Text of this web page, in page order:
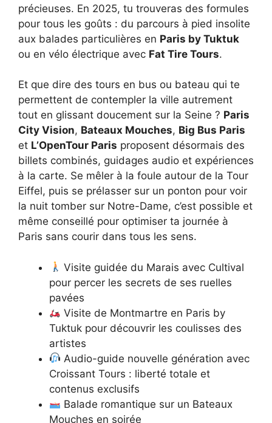
précieuses. En 2025, tu trouveras des formules
pour tous les goûts : du parcours à pied insolite
aux balades particulières en Paris by Tuktuk
ou en vélo électrique avec Fat Tire Tours.
Et que dire des tours en bus ou bateau qui te
permettent de contempler la ville autrement
tout en glissant doucement sur la Seine ? Paris
City Vision, Bateaux Mouches, Big Bus Paris
et L’OpenTour Paris proposent désormais des
billets combinés, guidages audio et expériences
à la carte. Se mêler à la foule autour de la Tour
Eiffel, puis se prélasser sur un ponton pour voir
la nuit tomber sur Notre-Dame, c’est possible et
même conseillé pour optimiser ta journée à
Paris sans courir dans tous les sens.
Visite guidée du Marais avec Cultival
pour percer les secrets de ses ruelles
pavées
Visite de Montmartre en Paris by
Tuktuk pour découvrir les coulisses des
artistes
Audio-guide nouvelle génération avec
Croissant Tours : liberté totale et
contenus exclusifs
Balade romantique sur un Bateaux
Mouches en soirée